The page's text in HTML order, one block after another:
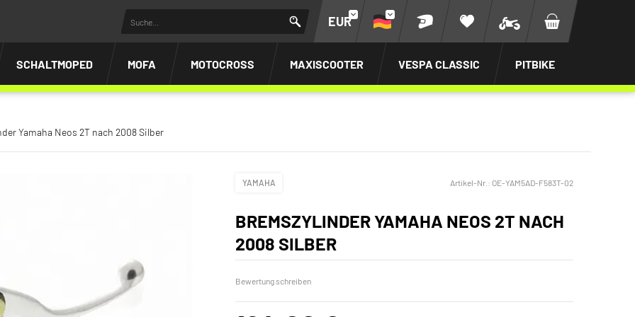
EUR
SCHALTMOPED MOFA MOTOCROSS MAXISCOOTER VESPA CLASSIC PITBIKE
Yamaha Neos 2T nach 2008 Silber
YAMAHA Artikel-Nr.: OE-YAM5AD-F583T-02
BREMSZYLINDER YAMAHA NEOS 2T NACH
2008 SILBER
Bewertung schreiben